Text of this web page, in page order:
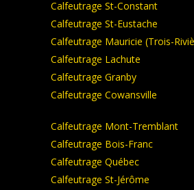
Calfeutrage St-Constant
Calfeutrage St-Eustache
Calfeutrage Mauricie (Trois-
Calfeutrage Lachute
Calfeutrage Granby
Calfeutrage Cowansville
Calfeutrage Mont-Tremblant
Calfeutrage Bois-Franc
Calfeutrage Québec
Calfeutrage St-Jérôme